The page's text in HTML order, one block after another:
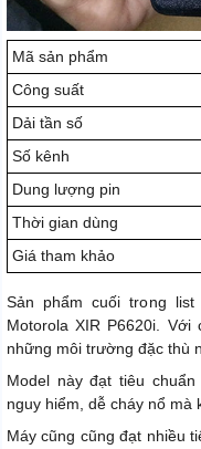
Mã sản phẩm
Công suất
Dải tần số
Số kênh
Dung lượng pin
Thời gian dùng
Giá tham khảo
Sản phẩm cuối trong
Motorola XIR P6620i.
những môi trường đặc thù
Model này đạt tiêu
nguy hiểm, dễ cháy nổ mà
Máy cũng cũng đạt nhiều